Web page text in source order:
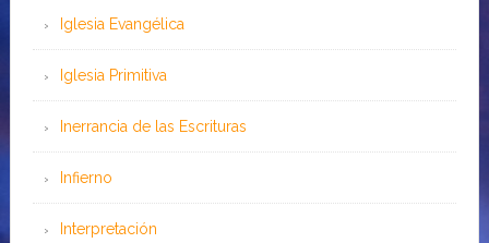
Iglesia Evangélica
Iglesia Primitiva
Inerrancia de las Escrituras
Infierno
Interpretación